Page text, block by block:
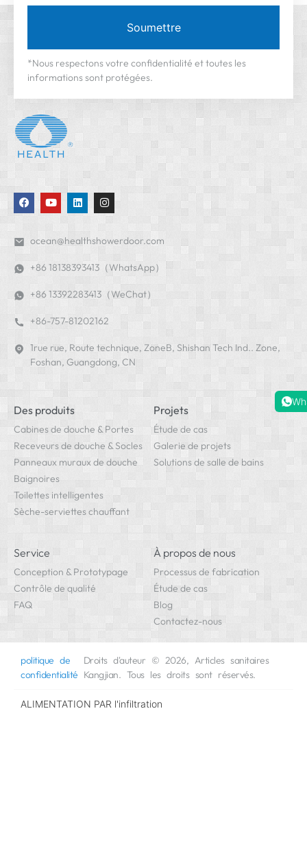
Soumettre
*Nous respectons votre confidentialité et toutes les
informations sont protégées.
ocean@healthshowerdoor.com
+86 18138393413（WhatsApp）
+86 13392283413（WeChat）
+86-757-81202162
1rue rue, Route technique, ZoneB, Shishan Tech Ind.. Zone,
Foshan, Guangdong, CN
Des produits
Cabines de douche & Portes
Receveurs de douche & Socles
Panneaux muraux de douche
Baignoires
Toilettes intelligentes
Sèche-serviettes chauffant
Projets
Étude de cas
Galerie de projets
Solutions de salle de bains
Service
Conception & Prototypage
Contrôle de qualité
FAQ
À propos de nous
Processus de fabrication
Étude de cas
Blog
Contactez-nous
politique de
confidentialité
Droits d'auteur © 2026, Articles sanitaires
Kangjian. Tous les droits sont réservés.
ALIMENTATION PAR l'infiltration